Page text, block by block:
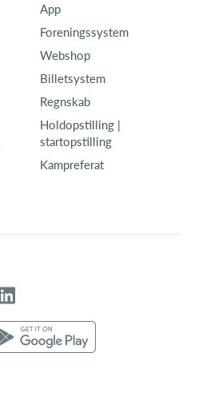
App
Foreningssystem
Webshop
Billetsystem
Regnskab
Holdopstilling |
startopstilling
Kampreferat